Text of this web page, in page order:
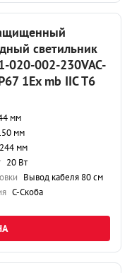
светильник
020-002-230VAC-
1Ex mb IIC T6
мм
мм
244 мм
20 Вт
Вывод кабеля 80 см
С-Скоба